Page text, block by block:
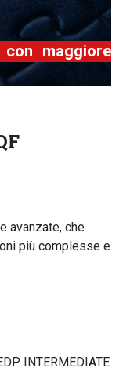
maggiore
avanzate, che
più complesse e
INTERMEDIATE